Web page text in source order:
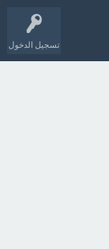
تسجيل الدخول